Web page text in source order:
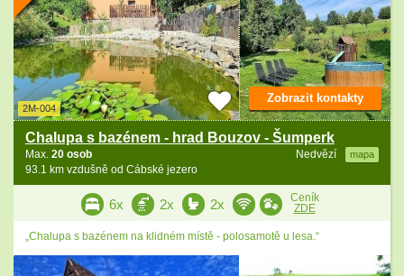
2M-004
Chalupa s bazénem - hrad Bouzov - Šumperk
Nedvězí mapa
Max. 20 osob
93.1 km vzdušně od Cábské jezero
Zobrazit kontakty
6x 2x 2x
Ceník
ZDE
„Chalupa s bazénem na klidném místě - polosamotě u lesa.“